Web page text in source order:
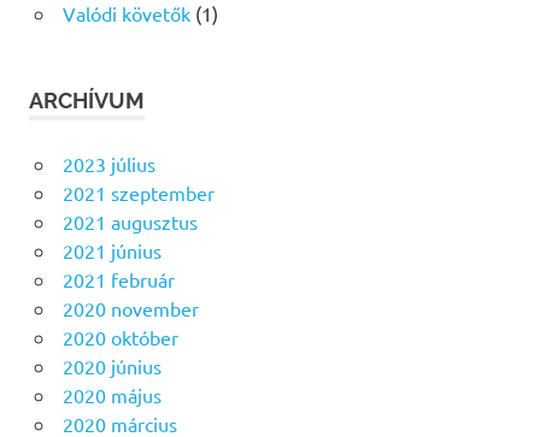
Valódi követők(1)
ARCHÍVUM
2023 július
2021 szeptember
2021 augusztus
2021 június
2021 február
2020 november
2020 október
2020 június
2020 május
2020 március